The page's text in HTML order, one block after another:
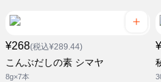
¥268(税込¥289.44)
こんぶだしの素 シマヤ
8g×7本